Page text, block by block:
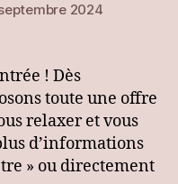
2024
! Dès
toute une offre
relaxer et vous
d’informations
» ou directement